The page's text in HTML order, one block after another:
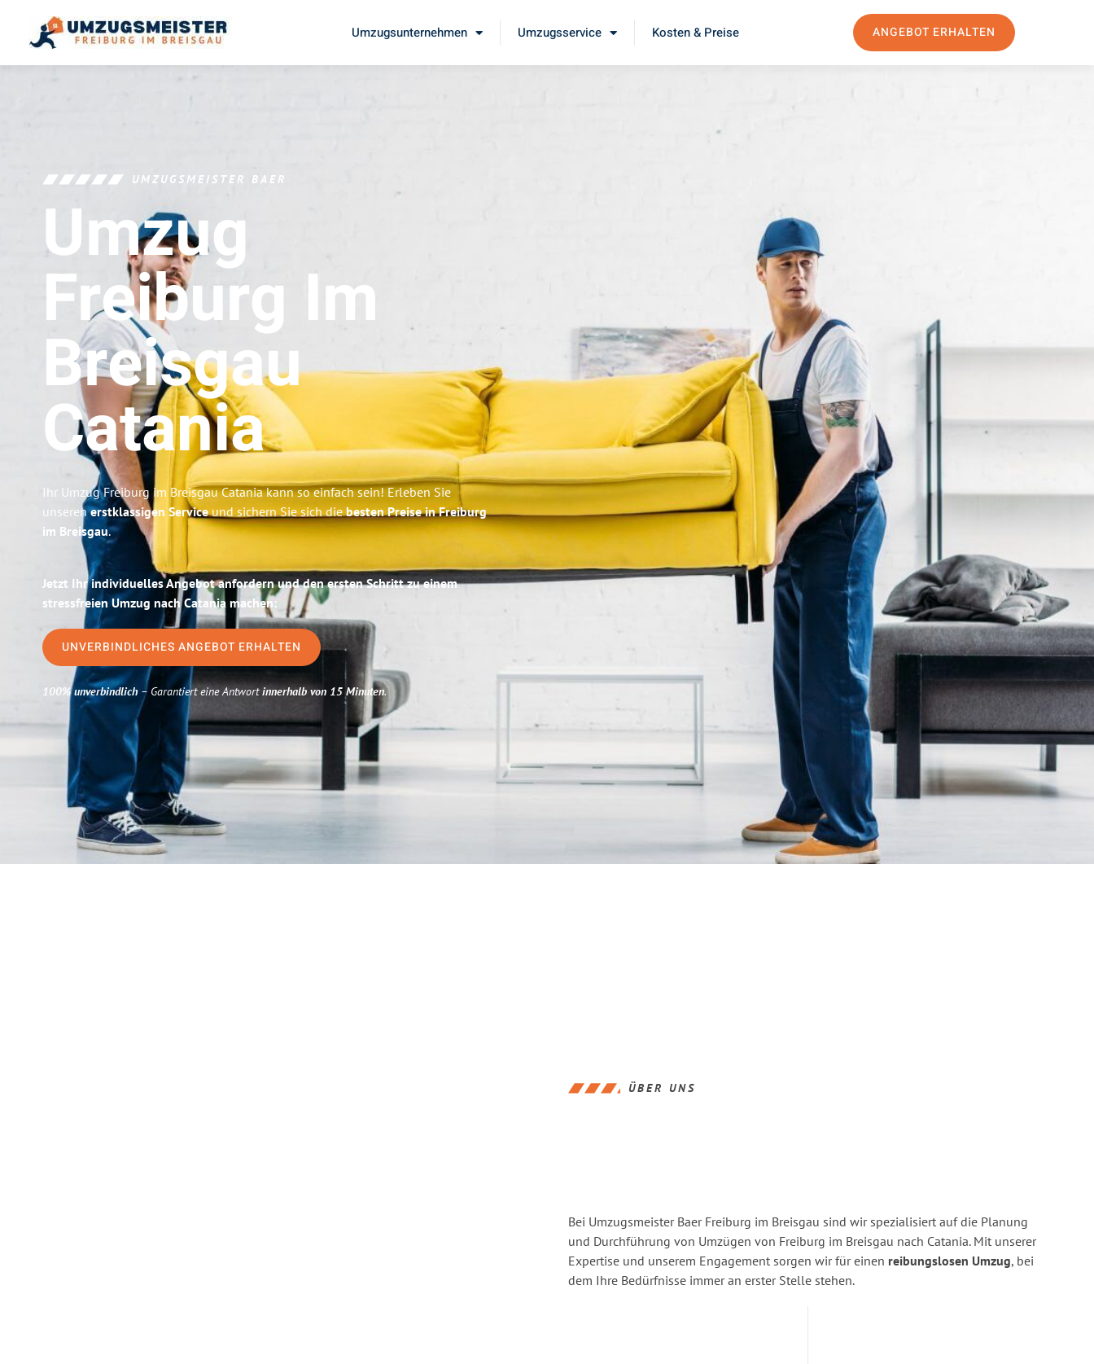
Umzugsunternehmen Umzugsservice Kosten & Preise ANGEBOT ERHALTEN
UMZUGSMEISTER BAER
Umzug
Freiburg Im
Breisgau
Catania
Ihr Umzug Freiburg im Breisgau Catania kann so einfach sein! Erleben Sie
unserenerstklassigen Serviceund sichern Sie sich diebesten Preise in Freiburg
im Breisgau.
Jetzt Ihr individuelles Angebot anfordern und den ersten Schritt zu einem
stressfreien Umzug nach Catania machen:
UNVERBINDLICHES ANGEBOT ERHALTEN
100% unverbindlich– Garantiert eine Antwortinnerhalb von 15 Minuten.
ÜBER UNS
Bei Umzugsmeister Baer Freiburg im Breisgau sind wir spezialisiert auf die Planung
und Durchführung von Umzügen von Freiburg im Breisgau nach Catania. Mit unserer
Expertise und unserem Engagement sorgen wir für einen reibungslosen Umzug, bei
dem Ihre Bedürfnisse immer an erster Stelle stehen.